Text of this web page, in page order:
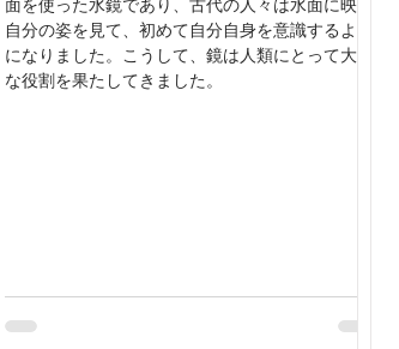
面を使った水鏡であり、古代の人々は水面に映る
自分の姿を見て、初めて自分自身を意識するよう
になりました。こうして、鏡は人類にとって大切
な役割を果たしてきました。